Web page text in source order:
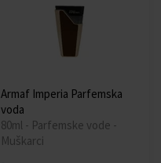
Armaf Imperia Parfemska
voda
80ml - Parfemske vode -
Muškarci